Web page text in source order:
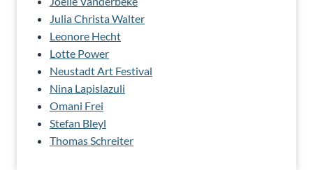
Julia Christa Walter
Leonore Hecht
Lotte Power
Neustadt Art Festival
Nina Lapislazuli
Omani Frei
Stefan Bleyl
Thomas Schreiter